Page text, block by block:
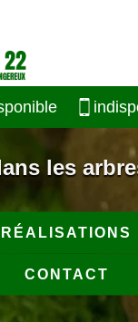
les
RÉALISATIONS
CONTACT